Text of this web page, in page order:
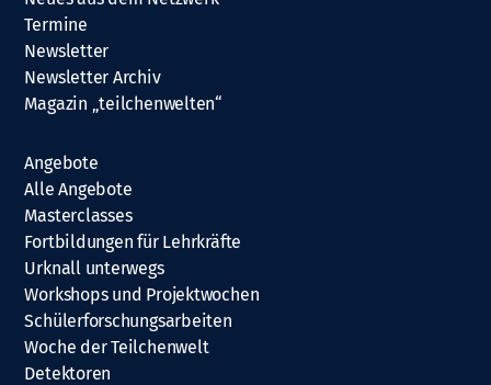
Termine
Newsletter
Newsletter Archiv
Magazin „teilchenwelten“
Angebote
Alle Angebote
Masterclasses
Fortbildungen für Lehrkräfte
Urknall unterwegs
Workshops und Projektwochen
Schülerforschungsarbeiten
Woche der Teilchenwelt
Detektoren